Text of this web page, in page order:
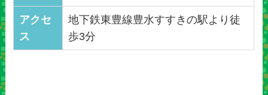
アクセ
ス
地下鉄東豊線豊水すすきの駅より徒
歩3分